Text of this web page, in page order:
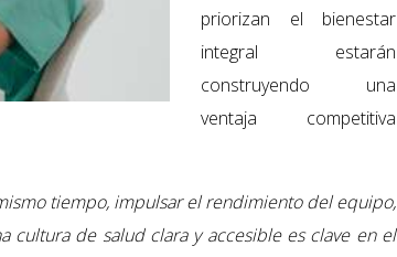
priorizan el bienestar
integral estarán
construyendo una
ventaja competitiva
tiempo, impulsar el rendimiento del equipo,
cultura de salud clara y accesible es clave en el